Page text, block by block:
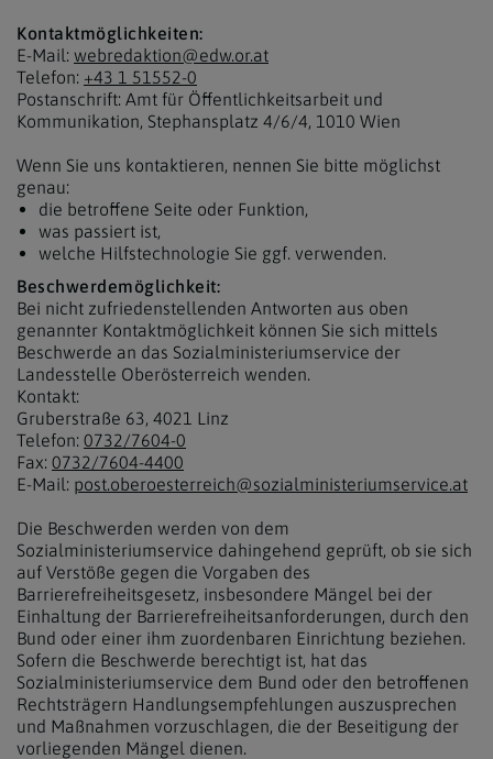
Kontaktmöglichkeiten:
E-Mail: webredaktion@edw.or.at
Telefon: +43 1 51552-0
Postanschrift: Amt für Öffentlichkeitsarbeit und
Kommunikation, Stephansplatz 4/6/4, 1010 Wien
Wenn Sie uns kontaktieren, nennen Sie bitte möglichst
genau:
die betroffene Seite oder Funktion,
was passiert ist,
welche Hilfstechnologie Sie ggf. verwenden.
Beschwerdemöglichkeit:
Bei nicht zufriedenstellenden Antworten aus oben
genannter Kontaktmöglichkeit können Sie sich mittels
Beschwerde an das Sozialministeriumservice der
Landesstelle Oberösterreich wenden.
Kontakt:
Gruberstraße 63, 4021 Linz
Telefon: 0732/7604-0
Fax: 0732/7604-4400
E-Mail: post.oberoesterreich@sozialministeriumservice.at
Die Beschwerden werden von dem
Sozialministeriumservice dahingehend geprüft, ob sie sich
auf Verstöße gegen die Vorgaben des
Barrierefreiheitsgesetz, insbesondere Mängel bei der
Einhaltung der Barrierefreiheitsanforderungen, durch den
Bund oder einer ihm zuordenbaren Einrichtung beziehen.
Sofern die Beschwerde berechtigt ist, hat das
Sozialministeriumservice dem Bund oder den betroffenen
Rechtsträgern Handlungsempfehlungen auszusprechen
und Maßnahmen vorzuschlagen, die der Beseitigung der
vorliegenden Mängel dienen.